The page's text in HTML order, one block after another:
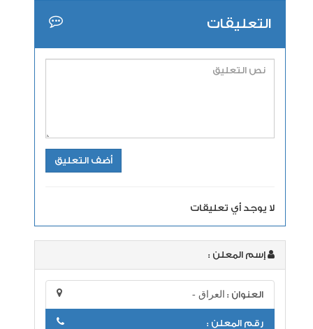
التعليقات
لا يوجد أي تعليقات
إسم المعلن :
العنوان :العراق -
رقم المعلن :